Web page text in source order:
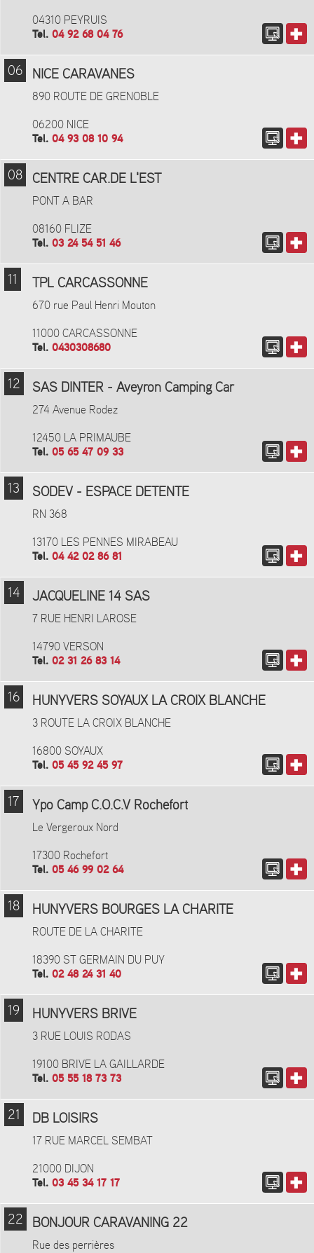
04310 PEYRUIS
Tel. 04 92 68 04 76
06 NICE CARAVANES
890 ROUTE DE GRENOBLE
06200 NICE
Tel. 04 93 08 10 94
08 CENTRE CAR.DE L'EST
PONT A BAR
08160 FLIZE
Tel. 03 24 54 51 46
11 TPL CARCASSONNE
670 rue Paul Henri Mouton
11000 CARCASSONNE
Tel. 0430308680
12 SAS DINTER - Aveyron Camping Car
274 Avenue Rodez
12450 LA PRIMAUBE
Tel. 05 65 47 09 33
13 SODEV - ESPACE DETENTE
RN 368
13170 LES PENNES MIRABEAU
Tel. 04 42 02 86 81
14 JACQUELINE 14 SAS
7 RUE HENRI LAROSE
14790 VERSON
Tel. 02 31 26 83 14
16 HUNYVERS SOYAUX LA CROIX BLANCHE
3 ROUTE LA CROIX BLANCHE
16800 SOYAUX
Tel. 05 45 92 45 97
17 Ypo Camp C.O.C.V Rochefort
Le Vergeroux Nord
17300 Rochefort
Tel. 05 46 99 02 64
18 HUNYVERS BOURGES LA CHARITE
ROUTE DE LA CHARITE
18390 ST GERMAIN DU PUY
Tel. 02 48 24 31 40
19 HUNYVERS BRIVE
3 RUE LOUIS RODAS
19100 BRIVE LA GAILLARDE
Tel. 05 55 18 73 73
21 DB LOISIRS
17 RUE MARCEL SEMBAT
21000 DIJON
Tel. 03 45 34 17 17
22 BONJOUR CARAVANING 22
Rue des perrières